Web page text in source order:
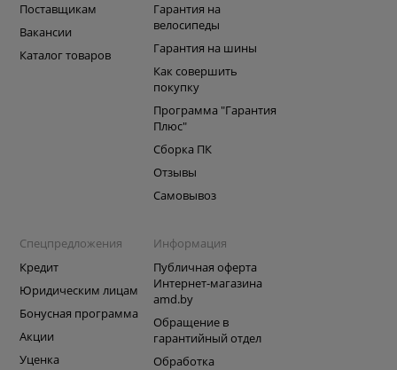
Поставщикам
Вакансии
Каталог товаров
Гарантия на
велосипеды
Гарантия на шины
Как совершить
покупку
Программа "Гарантия
Плюс"
Сборка ПК
Отзывы
Самовывоз
Спецпредложения
Кредит
Юридическим лицам
Бонусная программа
Акции
Уценка
Информация
Публичная оферта
Интернет-магазина
amd.by
Обращение в
гарантийный отдел
Обработка